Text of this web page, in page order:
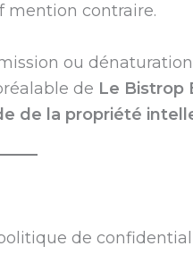
mention contraire.
ou
de Le Bistrop
de la propriété
de